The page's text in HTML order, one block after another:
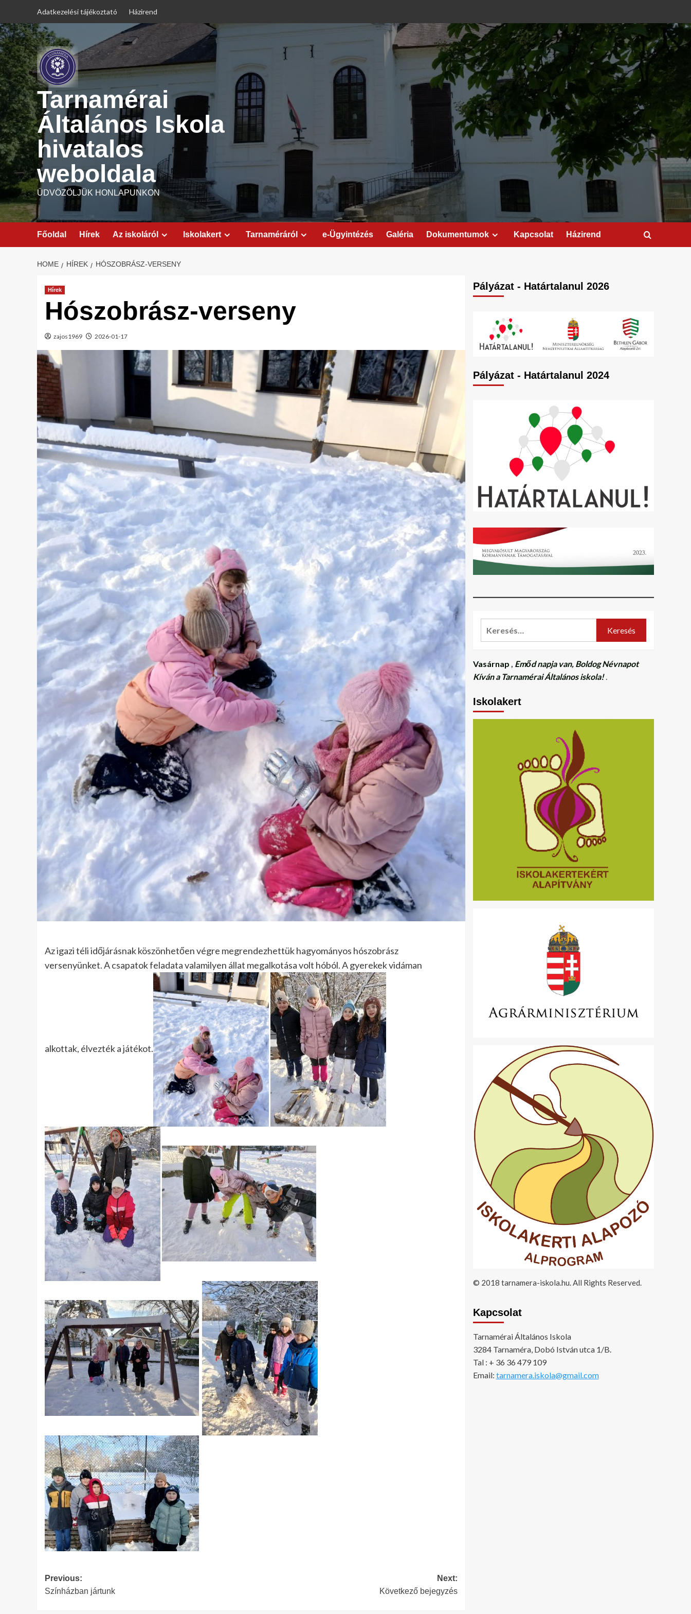
content
Adatkezelési tájékoztató Házirend
Tarnamérai
Általános Iskola
hivatalos
weboldala
ÜDVÖZÖLJÜK HONLAPUNKON
Főoldal Hírek Az iskoláról Iskolakert Tarnaméráról e-Ügyintézés Galéria Dokumentumok Kapcsolat Házirend
HOME HÍREK HÓSZOBRÁSZ-VERSENY
Hírek
Hószobrász-verseny
zajos1969 2026-01-17
Az igazi téli időjárásnak köszönhetően végre megrendezhettük hagyományos hószobrász
versenyünket. A csapatok feladata valamilyen állat megalkotása volt hóból. A gyerekek vidáman
alkottak, élvezték a játékot.
Post
navigation
Previous:
Színházban jártunk
Next:
Következő bejegyzés
Pályázat - Határtalanul 2026
Pályázat - Határtalanul 2024
Vasárnap , Emőd napja van, Boldog Névnapot
Kíván a Tarnamérai Általános iskola!.
Iskolakert
© 2018 tarnamera-iskola.hu. All Rights Reserved.
Kapcsolat
Tarnamérai Általános Iskola
3284 Tarnaméra, Dobó István utca 1/B.
Tal : + 36 36 479 109
Email: tarnamera.iskola@gmail.com